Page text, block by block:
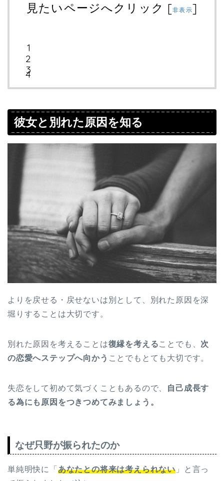
見たいページへクリック [非表示]
彼女と別れた原因を知る
よりを戻せる・戻せないは別として、別れた原因を深
堀りすることは大切です。
別れた原因を考えることは復縁を考えることでも、 次
の恋愛へステップへ向かう ことでもとても大切です。
失恋をして初めて気づくこともあるので、
自己成長す
る為にも原因をつきつめてみましょう。
なぜ只野が振られたのか
単純明快に「 あなたとの将来は考えられない 」と言っ